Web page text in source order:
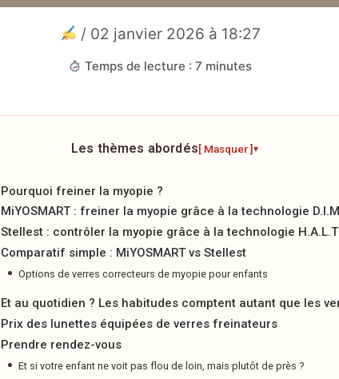
/ 02 janvier 2026 à 18:27
Temps de lecture : 7 minutes
Les thèmes abordés[ Masquer ] ▾
Pourquoi freiner la myopie ?
MiYOSMART : freiner la myopie grâce à la technologie
Stellest : contrôler la myopie grâce à la technologie H.A.L.T
Comparatif simple : MiYOSMART vs Stellest
Options de verres correcteurs de myopie pour enfants
Et au quotidien ? Les habitudes comptent autant que les
Prix des lunettes équipées de verres freinateurs
Prendre rendez-vous
Et si votre enfant ne voit pas flou de loin, mais plutôt de près ?